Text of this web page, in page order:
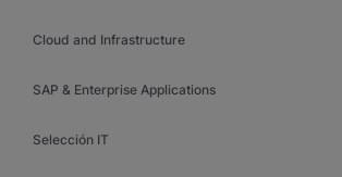
Cloud and Infrastructure
SAP & Enterprise Applications
Selección IT